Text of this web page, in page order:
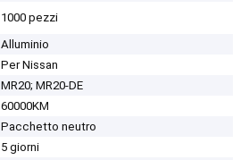
1000 pezzi
Alluminio
Per Nissan
MR20; MR20-DE
60000KM
Pacchetto neutro
5 giorni